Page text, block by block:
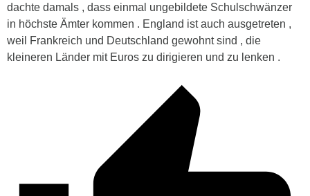
dachte damals , dass einmal ungebildete Schulschwänzer
in höchste Ämter kommen . England ist auch ausgetreten ,
weil Frankreich und Deutschland gewohnt sind , die
kleineren Länder mit Euros zu dirigieren und zu lenken .